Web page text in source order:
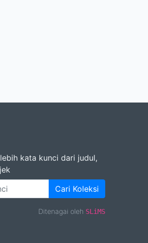
kata kunci dari judul,
Cari Koleksi
Ditenagai oleh SLiMS